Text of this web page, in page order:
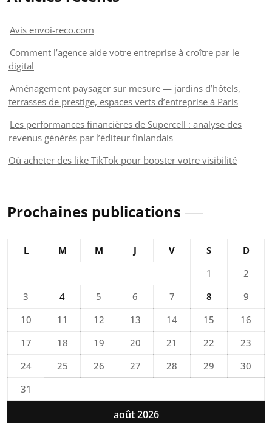
Avis envoi-reco.com
Comment l’agence aide votre entreprise à croître par le
digital
Aménagement paysager sur mesure — jardins d’hôtels,
terrasses de prestige, espaces verts d’entreprise à Paris
Les performances financières de Supercell : analyse des
revenus générés par l’éditeur finlandais
Où acheter des like TikTok pour booster votre visibilité
Prochaines publications
août 2026
L M M J V S
D
1
2
3
4 5 6 7 8
9
10
11 12 13 14 15
16
17
18 19 20 21 22
23
24
25 26 27 28 29
30
31